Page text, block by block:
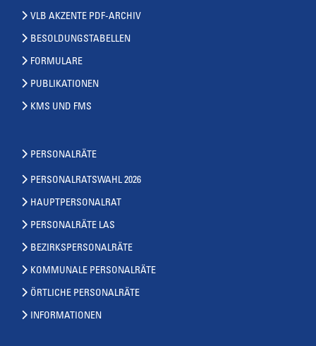
VLB AKZENTE PDF-ARCHIV
BESOLDUNGSTABELLEN
FORMULARE
PUBLIKATIONEN
KMS UND FMS
PERSONALRÄTE
PERSONALRATSWAHL 2026
HAUPTPERSONALRAT
PERSONALRÄTE LAS
BEZIRKSPERSONALRÄTE
KOMMUNALE PERSONALRÄTE
ÖRTLICHE PERSONALRÄTE
INFORMATIONEN